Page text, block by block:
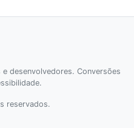
desenvolvedores. Conversões
reservados.